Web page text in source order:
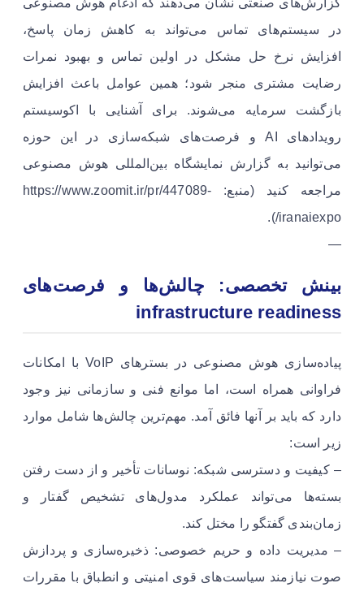
در سیستم‌های تماس می‌تواند به کاهش زمان پاسخ،
افزایش نرخ حل مشکل در اولین تماس و بهبود نمرات
رضایت مشتری منجر شود؛ همین عوامل باعث افزایش
بازگشت سرمایه می‌شوند. برای آشنایی با اکوسیستم
رویدادهای AI و فرصت‌های شبکه‌سازی در این حوزه
می‌توانید به گزارش نمایشگاه بین‌المللی هوش مصنوعی
مراجعه کنید (منبع: https://www.zoomit.ir/pr/447089-
iranaiexpo/).
—
بینش تخصصی: چالش‌ها و فرصت‌های
infrastructure readiness
پیاده‌سازی هوش مصنوعی در بسترهای VoIP با امکانات
فراوانی همراه است، اما موانع فنی و سازمانی نیز وجود
دارد که باید بر آنها فائق آمد. مهم‌ترین چالش‌ها شامل موارد
زیر است:
– کیفیت و دسترسی شبکه: نوسانات تأخیر و از دست رفتن
بسته‌ها می‌تواند عملکرد مدول‌های تشخیص گفتار و
زمان‌بندی گفتگو را مختل کند.
– مدیریت داده و حریم خصوصی: ذخیره‌سازی و پردازش
صوت نیازمند سیاست‌های قوی امنیتی و انطباق با مقررات